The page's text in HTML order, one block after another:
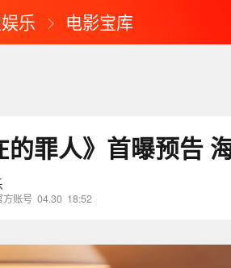
乐 电影宝库
的罪人》首曝预告
方账号 04.30 18:52